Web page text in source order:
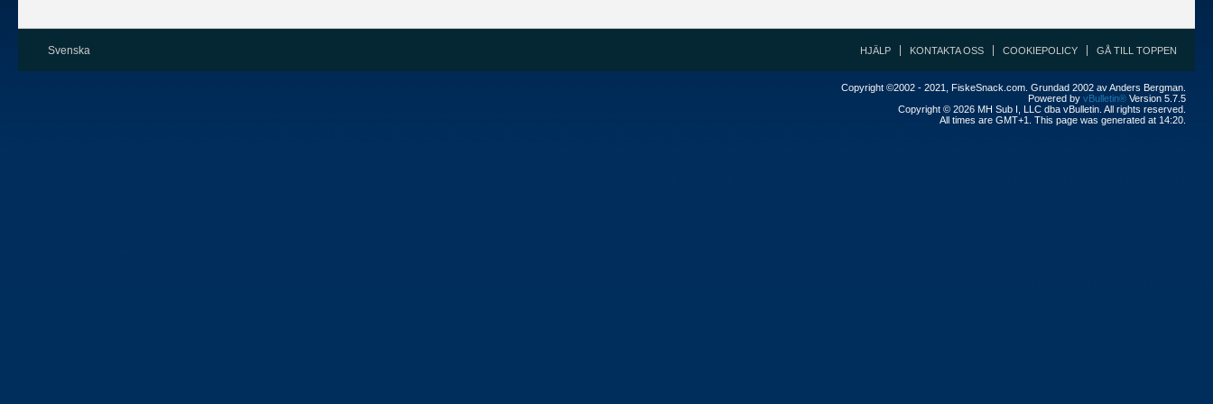
Svenska HJÄLP KONTAKTA OSS COOKIEPOLICY GÅ TILL TOPPEN
Copyright ©2002 - 2021, FiskeSnack.com. Grundad 2002 av Anders Bergman.
Powered by vBulletin® Version 5.7.5
Copyright © 2026 MH Sub I, LLC dba vBulletin. All rights reserved.
All times are GMT+1. This page was generated at 14:20.